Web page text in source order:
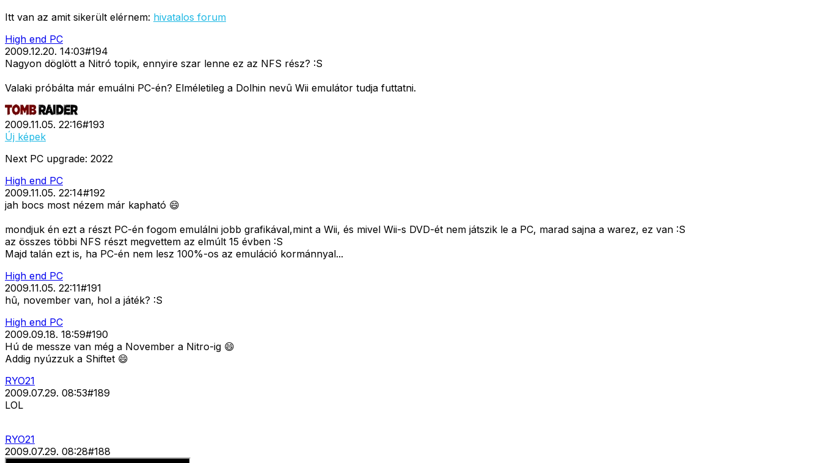
Itt van az amit sikerült elérnem: hivatalos forum
High end PC
2009.12.20. 14:03#194
Nagyon döglött a Nitró topik, ennyire szar lenne ez az NFS rész? :S
Valaki próbálta már emuálni PC-én? Elméletileg a Dolhin nevû Wii emulátor tudja futtatni.
2009.11.05. 22:16#193
Új képek
Next PC upgrade: 2022
High end PC
2009.11.05. 22:14#192
jah bocs most nézem már kapható 😄
mondjuk én ezt a részt PC-én fogom emulálni jobb grafikával,mint a Wii, és mivel Wii-s DVD-ét nem játszik le a PC, marad sajna a warez, ez van :S
az összes többi NFS részt megvettem az elmúlt 15 évben :S
Majd talán ezt is, ha PC-én nem lesz 100%-os az emuláció kormánnyal...
High end PC
2009.11.05. 22:11#191
hû, november van, hol a játék? :S
High end PC
2009.09.18. 18:59#190
Hú de messze van még a November a Nitro-ig 😄
Addig nyúzzuk a Shiftet 😄
RYO21
2009.07.29. 08:53#189
LOL
RYO21
2009.07.29. 08:28#188